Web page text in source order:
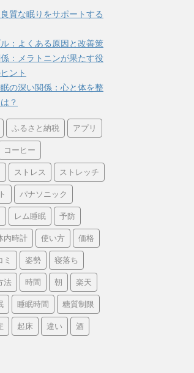
質な眠りをサポートする
：よくある原因と改善策
：メラトニンが果たす役
ント
の深い関係：心と体を整
？
ふるさと納税 アプリ
コーヒー
ストレス ストレッチ
パナソニック
レム睡眠 予防
内時計 使い方 価格
ミ 姿勢 寝落ち
法 時間 朝 楽天
睡眠時間 糖質制限
起床 違い 酒